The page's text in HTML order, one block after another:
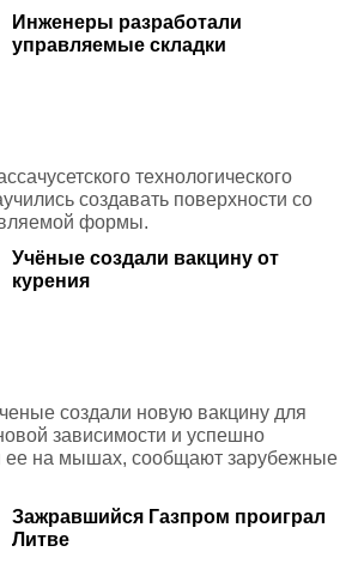
Инженеры разработали
управляемые складки
технологического
создавать поверхности со
формы.
Учёные создали вакцину от
курения
создали новую вакцину для
зависимости и успешно
ее на мышах, сообщают зарубежные
Зажравшийся Газпром проиграл
Литве